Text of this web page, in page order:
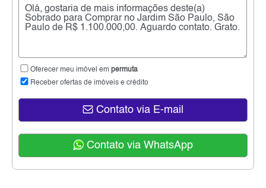
Oferecer meu imóvel em permuta
Receber ofertas de imóveis e crédito
Contato via E-mail
Contato via WhatsApp